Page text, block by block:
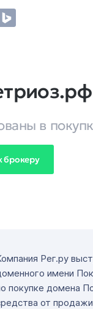
в
брокеру
Рег.ру
имени
покупке домена
от